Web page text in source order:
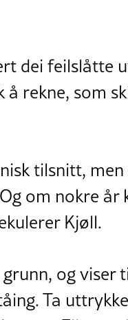
dei feilslåtte
rekne, som
tilsnitt, men
om nokre år
Kjøll.
og viser
Ta